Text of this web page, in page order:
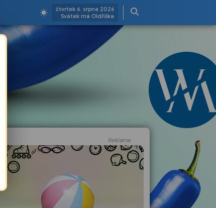
čtvrtek 6. srpna 2026
Svátek má Oldřiška
Reklama